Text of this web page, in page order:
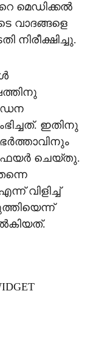
മെഡിക്കൽ
വാദങ്ങളെ
നിരീക്ഷിച്ചു.
ഇതിനു
ഫയർ ചെയ്തു.
വിളിച്ച്